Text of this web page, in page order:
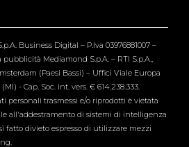
Business Digital – P.Iva 03976881007 –
Mediamond S.p.A. – RTI S.p.A.,
(Paesi Bassi) – Uffici Viale Europa
- Cap. Soc. int. vers. € 614.238.333.
personali trasmessi e/o riprodotti è vietata
all'addestramento di sistemi di intelligenza
fatto divieto espresso di utilizzare mezzi